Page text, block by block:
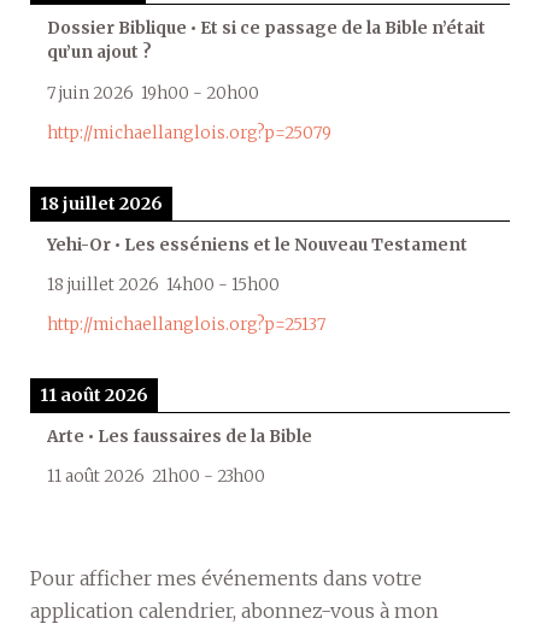
Dossier Biblique • Et si ce passage de la Bible n’était
qu’un ajout ?
7 juin 2026 19h00 - 20h00
http://michaellanglois.org?p=25079
18 juillet 2026
Yehi-Or • Les esséniens et le Nouveau Testament
18 juillet 2026 14h00 - 15h00
http://michaellanglois.org?p=25137
11 août 2026
Arte • Les faussaires de la Bible
11 août 2026 21h00 - 23h00
Pour afficher mes événements dans votre
application calendrier, abonnez-vous à mon